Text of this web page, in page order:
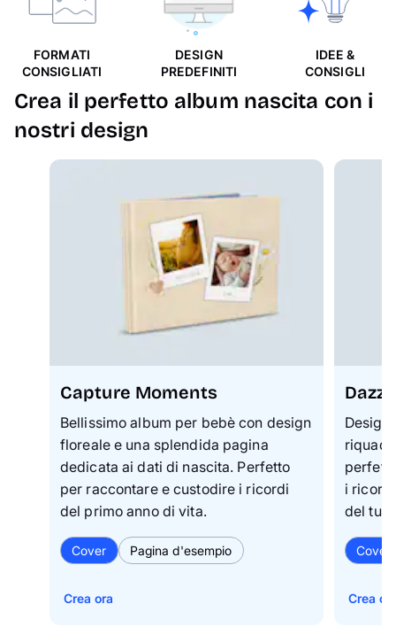
FORMATI
CONSIGLIATI
DESIGN
PREDEFINITI
IDEE &
CONSIGLI
Crea il perfetto album nascita con i
nostri design
Capture Moments
Bellissimo album per bebè con design
floreale e una splendida pagina
dedicata ai dati di nascita. Perfetto
per raccontare e custodire i ricordi
del primo anno di vita.
Cover Pagina d'esempio
Crea ora
Design
i
del tuo
Cover
Crea